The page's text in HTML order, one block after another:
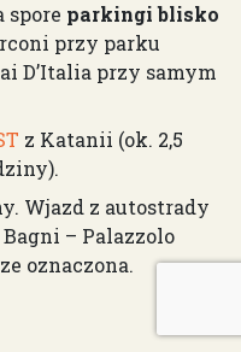
spore parkingi blisko
przy parku
D’Italia przy samym
z Katanii (ok. 2,5
Wjazd z autostrady
– Palazzolo
oznaczona.